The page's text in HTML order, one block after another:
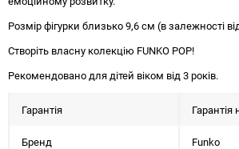
Розмір фігурки близько 9,6 см (в залежності
Створіть власну колекцію FUNKO POP!
Рекомендовано для дітей віком від 3 років.
Гарантія
Бренд Funko